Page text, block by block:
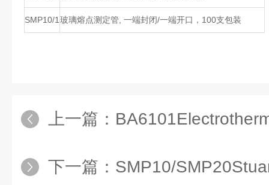
SMP10/1 玻璃熔点测定管, 一端封闭/一端开口，100支包装
上一篇：
下一篇： SMP10/